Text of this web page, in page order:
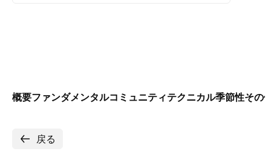
概要ファンダメンタルコミュニティテクニカル季節性その
戻る